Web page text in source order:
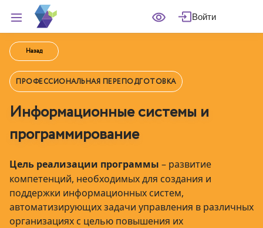
Войти
Назад
ПРОФЕССИОНАЛЬНАЯ ПЕРЕПОДГОТОВКА
Информационные системы и
программирование
Цель реализации программы – развитие
компетенций, необходимых для создания и
поддержки информационных систем,
автоматизирующих задачи управления в различных
организациях с целью повышения их